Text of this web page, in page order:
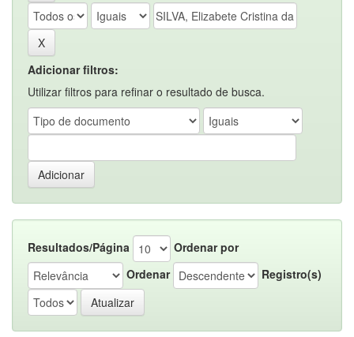
Adicionar filtros:
Utilizar filtros para refinar o resultado de busca.
Resultados/Página
Ordenar por
Ordenar
Registro(s)